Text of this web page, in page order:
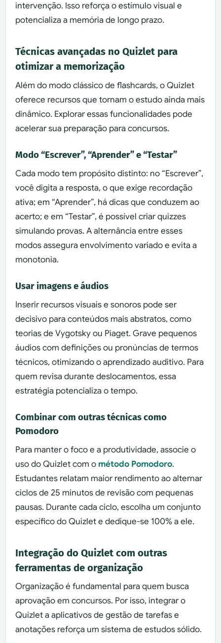
intervenção. Isso reforça o estímulo visual e
potencializa a memória de longo prazo.
Técnicas avançadas no Quizlet para
otimizar a memorização
Além do modo clássico de flashcards, o Quizlet
oferece recursos que tornam o estudo ainda mais
dinâmico. Explorar essas funcionalidades pode
acelerar sua preparação para concursos.
Modo “Escrever”, “Aprender” e “Testar”
Cada modo tem propósito distinto: no “Escrever”,
você digita a resposta, o que exige recordação
ativa; em “Aprender”, há dicas que conduzem ao
acerto; e em “Testar”, é possível criar quizzes
simulando provas. A alternância entre esses
modos assegura envolvimento variado e evita a
monotonia.
Usar imagens e áudios
Inserir recursos visuais e sonoros pode ser
decisivo para conteúdos mais abstratos, como
teorias de Vygotsky ou Piaget. Grave pequenos
áudios com definições ou pronúncias de termos
técnicos, otimizando o aprendizado auditivo. Para
quem revisa durante deslocamentos, essa
estratégia potencializa o tempo.
Combinar com outras técnicas como
Pomodoro
Para manter o foco e a produtividade, associe o
uso do Quizlet com o método Pomodoro.
Estudantes relatam maior rendimento ao alternar
ciclos de 25 minutos de revisão com pequenas
pausas. Durante cada ciclo, escolha um conjunto
específico do Quizlet e dedique-se 100% a ele.
Integração do Quizlet com outras
ferramentas de organização
Organização é fundamental para quem busca
aprovação em concursos. Por isso, integrar o
Quizlet a aplicativos de gestão de tarefas e
anotações reforça um sistema de estudos sólido.